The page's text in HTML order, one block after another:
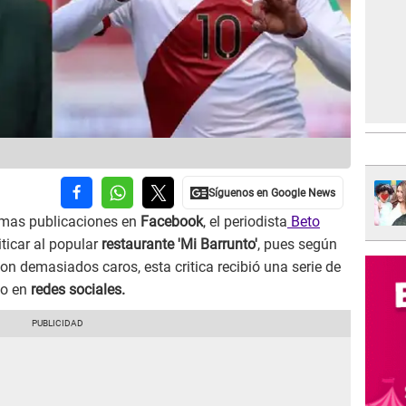
publicaciones en Facebook, el periodista Beto
al popular restaurante 'Mi Barrunto', pues según
demasiados caros, esta critica recibió una serie de
en redes sociales.